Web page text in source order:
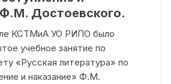
Ф.М. Достоевского.
КСТМиА УО РИПО было
учебное занятие по
«Русская литература» по
и наказание» Ф.М.